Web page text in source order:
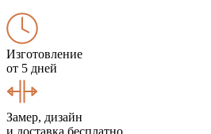
Изготовление
от 5 дней
Замер, дизайн
и доставка бесплатно